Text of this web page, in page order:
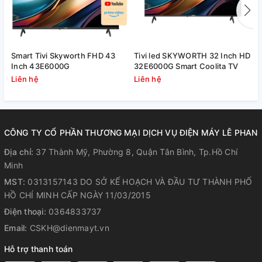
Smart Tivi Skyworth FHD 43
Inch 43E6000G
Liên hệ
Tivi led SKYWORTH 32 Inch HD
32E6000G Smart Coolita TV
Liên hệ
CÔNG TY CỔ PHẦN THƯƠNG MẠI DỊCH VỤ ĐIỆN MÁY LÊ PHAN
Địa chỉ: 37 Thành Mỹ, Phường 8, Quận Tân Bình, Tp.Hồ Chí
Minh
MST: 0313157143 DO SỞ KẾ HOẠCH VÀ ĐẦU TƯ THÀNH PHỐ
HỒ CHÍ MINH CẤP NGÀY 11/03/2015
Điện thoại: 0364833737
Email: CSKH@dienmayt.vn
Hỗ trợ thanh toán